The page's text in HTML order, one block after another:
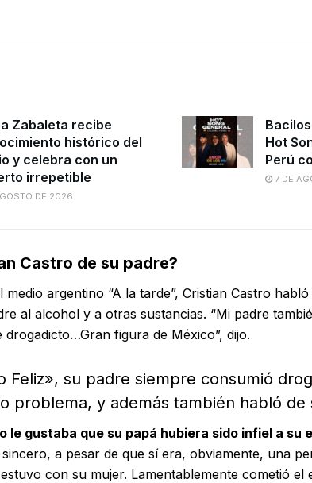
Zabaleta recibe
histórico del
y celebra con un
irrepetible
DE 2026
Hot
Perú
7 DE
Castro de su padre?
argentino “A la tarde”, Cristian Castro
al alcohol y a otras sustancias. “Mi padre
drogadicto…Gran figura de México”, dijo.
Feliz», su padre siempre consumió
problema, y además también habló de
le gustaba que su papá hubiera sido infiel a su
sincero, a pesar de que sí era, obviamente, una
con su mujer. Lamentablemente cometió